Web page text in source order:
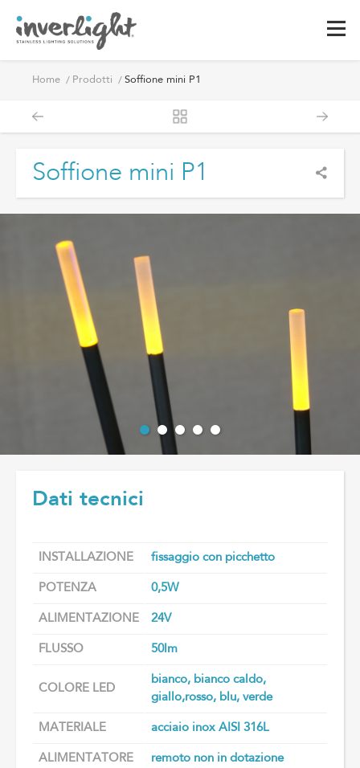
Home Prodotti Soffione mini P1
Soffione mini P1
Dati tecnici
INSTALLAZIONE fissaggio con picchetto
POTENZA 0,5W
ALIMENTAZIONE 24V
FLUSSO 50lm
COLORE LED
bianco, bianco caldo,
giallo,rosso, blu, verde
MATERIALE acciaio inox AISI 316L
ALIMENTATORE remoto non in dotazione